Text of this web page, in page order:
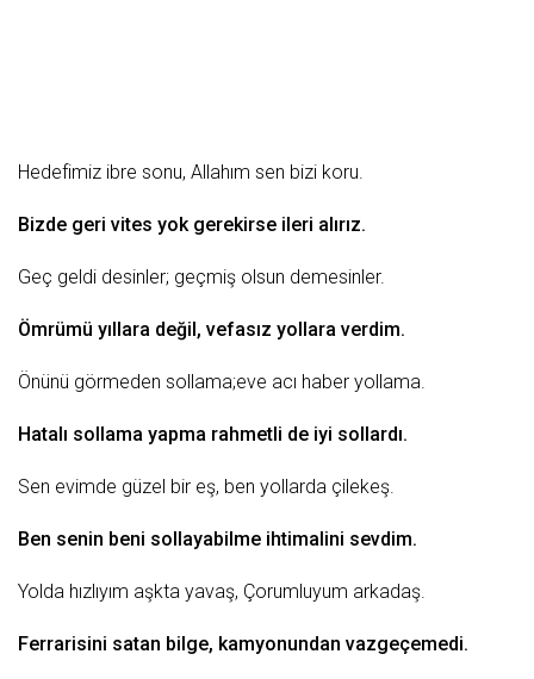
Hedefimiz ibre sonu, Allahım sen bizi koru.
Bizde geri vites yok gerekirse ileri alırız.
Geç geldi desinler; geçmiş olsun demesinler.
Ömrümü yıllara değil, vefasız yollara verdim.
Önünü görmeden sollama;eve acı haber yollama.
Hatalı sollama yapma rahmetli de iyi sollardı.
Sen evimde güzel bir eş, ben yollarda çilekeş.
Ben senin beni sollayabilme ihtimalini sevdim.
Yolda hızlıyım aşkta yavaş, Çorumluyum arkadaş.
Ferrarisini satan bilge, kamyonundan vazgeçemedi.